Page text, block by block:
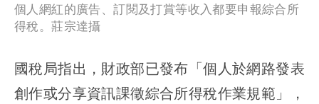
個人網紅的廣告、訂閱及打賞等收入都要申報綜合所
得稅。莊宗達攝
國稅局指出，財政部已發布「個人於網路發表
創作或分享資訊課徵綜合所得稅作業規範」，